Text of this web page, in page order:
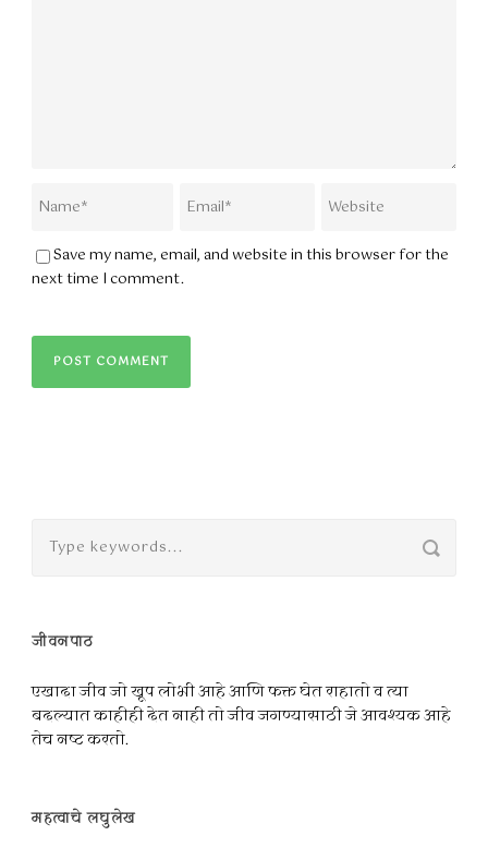
Save my name, email, and website in this browser for the
next time I comment.
जीवनपाठ
एखादा जीव जो खूप लोभी आहे आणि फक्त घेत राहातो व त्या
बदल्यात काहीही देत नाही तो जीव जगण्यासाठी जे आवश्यक आहे
तेच नष्ट करतो.
महत्वाचे लघुलेख